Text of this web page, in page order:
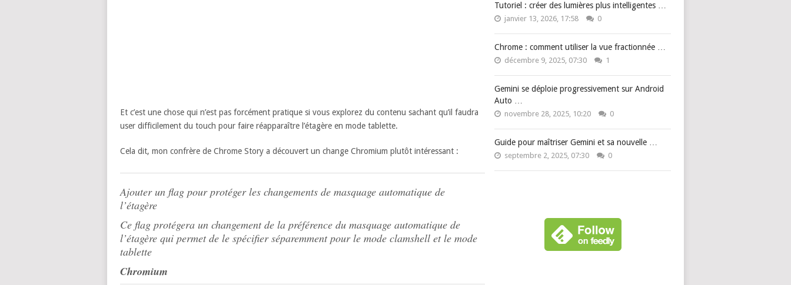
Et c’est une chose qui n’est pas forcément pratique si vous explorez du contenu sachant qu’il faudra
user difficilement du touch pour faire réapparaître l’étagère en mode tablette.
Cela dit, mon confrère de Chrome Story a découvert un change Chromium plutôt intéressant :
Ajouter un flag pour protéger les changements de masquage automatique de
l’étagère
Ce flag protégera un changement de la préférence du masquage automatique de
l’étagère qui permet de le spécifier séparemment pour le mode clamshell et le mode
tablette
Chromium
Tutoriel : créer des lumières plus intelligentes …
janvier 13, 2026, 17:58 0
Chrome : comment utiliser la vue fractionnée …
décembre 9, 2025, 07:30 1
Gemini se déploie progressivement sur Android
Auto …
novembre 28, 2025, 10:20 0
Guide pour maîtriser Gemini et sa nouvelle …
septembre 2, 2025, 07:30 0